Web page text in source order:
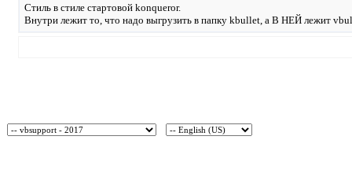
Стиль в стиле стартовой konqueror.
Внутри лежит то, что надо выгрузить в папку kbullet, а В НЕЙ лежит